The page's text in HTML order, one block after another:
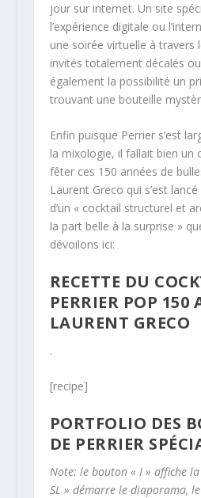
jour sur internet. Un site
l’expérience digitale ou
une soirée virtuelle à travers
invités totalement décalés
également la possibilité un
trouvant une bouteille
Enfin puisque Perrier s’est
la mixologie, il fallait bien un
fêter ces 150 années de
Laurent Greco qui s’est
d’un « cocktail structurel et
la part belle à la surprise »
dévoilons ici:
RECETTE DU
PERRIER POP 150
LAURENT GRECO
.
[recipe]
PORTFOLIO DES
DE PERRIER
Note: le bouton « I » affiche
SL » démarre le diaporama,